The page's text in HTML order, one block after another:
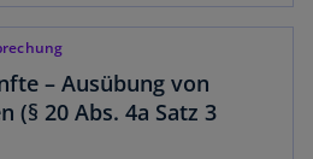
– Ausübung von
(§ 20 Abs. 4a Satz 3